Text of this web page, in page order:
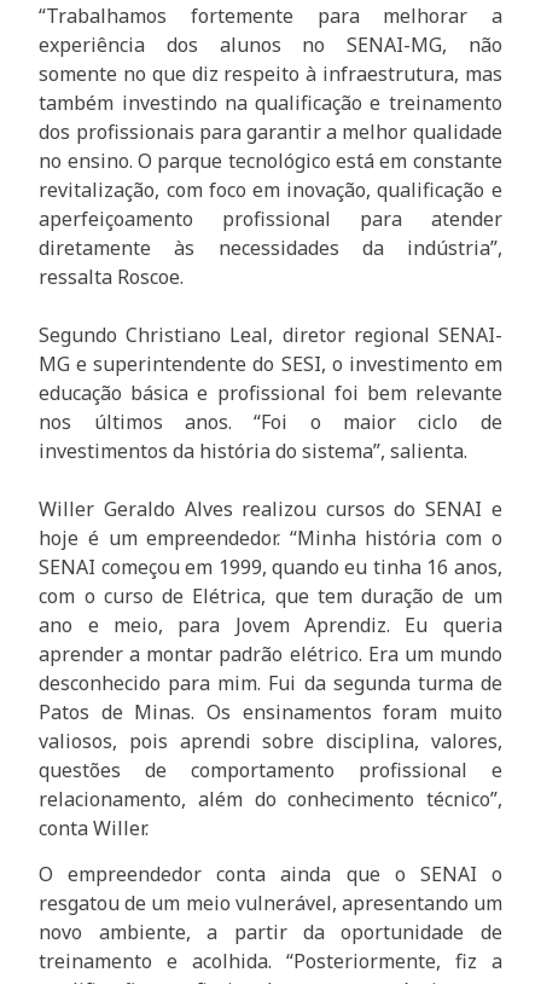
“Trabalhamos fortemente para melhorar a
experiência dos alunos no SENAI-MG, não
somente no que diz respeito à infraestrutura, mas
também investindo na qualificação e treinamento
dos profissionais para garantir a melhor qualidade
no ensino. O parque tecnológico está em constante
revitalização, com foco em inovação, qualificação e
aperfeiçoamento profissional para atender
diretamente às necessidades da indústria”,
ressalta Roscoe.
Segundo Christiano Leal, diretor regional SENAI-
MG e superintendente do SESI, o investimento em
educação básica e profissional foi bem relevante
nos últimos anos. “Foi o maior ciclo de
investimentos da história do sistema”, salienta.
Willer Geraldo Alves realizou cursos do SENAI e
hoje é um empreendedor. “Minha história com o
SENAI começou em 1999, quando eu tinha 16 anos,
com o curso de Elétrica, que tem duração de um
ano e meio, para Jovem Aprendiz. Eu queria
aprender a montar padrão elétrico. Era um mundo
desconhecido para mim. Fui da segunda turma de
Patos de Minas. Os ensinamentos foram muito
valiosos, pois aprendi sobre disciplina, valores,
questões de comportamento profissional e
relacionamento, além do conhecimento técnico”,
conta Willer.
O empreendedor conta ainda que o SENAI o
resgatou de um meio vulnerável, apresentando um
novo ambiente, a partir da oportunidade de
treinamento e acolhida. “Posteriormente, fiz a